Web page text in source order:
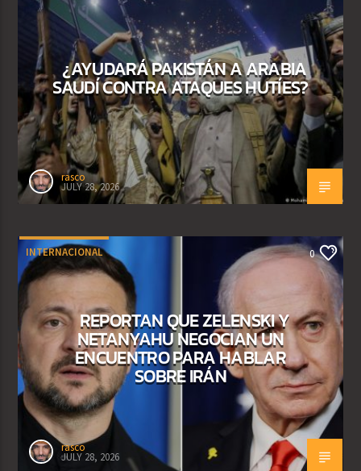
¿AYUDARÁ PAKISTÁN A ARABIA
SAUDÍ CONTRA ATAQUES HUTÍES?
rasco
JULY 28, 2026
INTERNACIONAL 0
REPORTAN QUE ZELENSKI Y
NETANYAHU NEGOCIAN UN
ENCUENTRO PARA HABLAR
SOBRE IRÁN
rasco
JULY 28, 2026